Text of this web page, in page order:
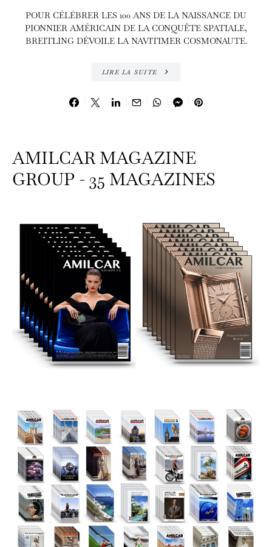
POUR CÉLÉBRER LES 100 ANS DE LA NAISSANCE DU
PIONNIER AMÉRICAIN DE LA CONQUÊTE SPATIALE,
BREITLING DÉVOILE LA NAVITIMER COSMONAUTE.
LIRE LA SUITE
AMILCAR MAGAZINE
GROUP - 35 MAGAZINES